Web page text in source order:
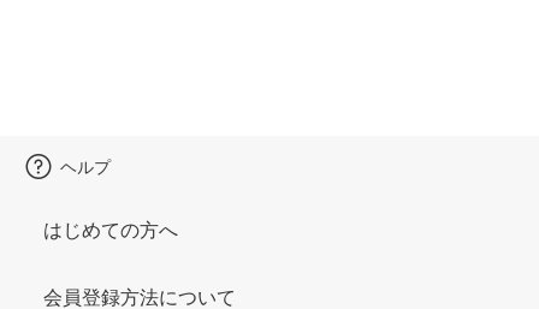
ヘルプ
はじめての方へ
会員登録方法について